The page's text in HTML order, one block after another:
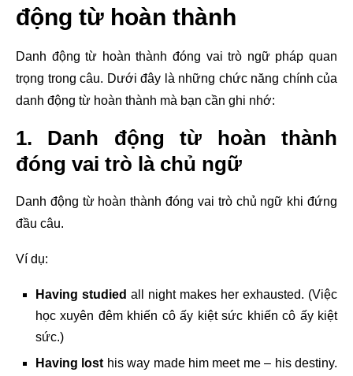
động từ hoàn thành
Danh động từ hoàn thành đóng vai trò ngữ pháp quan
trọng trong câu. Dưới đây là những chức năng chính của
danh động từ hoàn thành mà bạn cần ghi nhớ:
1. Danh động từ hoàn thành
đóng vai trò là chủ ngữ
Danh động từ hoàn thành đóng vai trò chủ ngữ khi đứng
đầu câu.
Ví dụ:
Having studied all night makes her exhausted. (Việc
học xuyên đêm khiến cô ấy kiệt sức khiến cô ấy kiệt
sức.)
Having lost his way made him meet me – his destiny.